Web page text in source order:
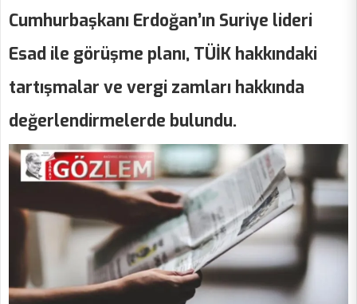
Cumhurbaşkanı Erdoğan’ın Suriye lideri
Esad ile görüşme planı, TÜİK hakkındaki
tartışmalar ve vergi zamları hakkında
değerlendirmelerde bulundu.